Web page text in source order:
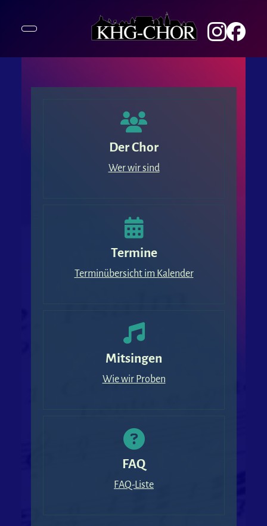
Der Chor
Wer wir sind
Termine
Terminübersicht im Kalender
Mitsingen
Wie wir Proben
FAQ
FAQ-Liste